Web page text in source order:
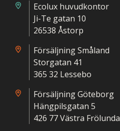
Ecolux huvudkontor
Ji-Te gatan 10
26538 Åstorp
Försäljning Småland
Storgatan 41
365 32 Lessebo
Försäljning Göteborg
Hängpilsgatan 5
426 77 Västra Frölunda